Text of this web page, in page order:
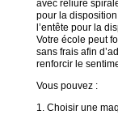
avec reliure
pour la
l’entête pour la
Votre école peut
sans frais afin
renforcir le
Vous pouvez :
1. Choisir une